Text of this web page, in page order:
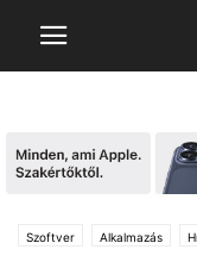
Szoftver Alkalmazás